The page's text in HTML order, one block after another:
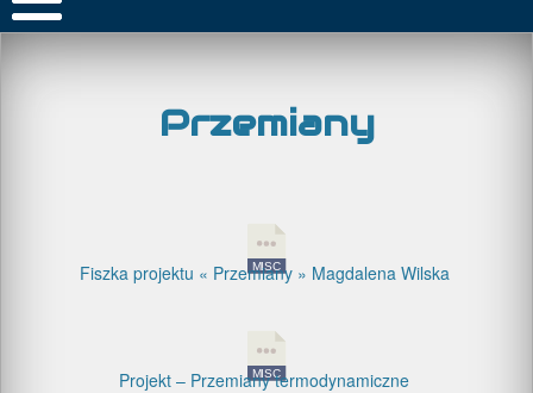
Przemiany
Fiszka projektu « Przemiany » Magdalena Wilska
Projekt – Przemiany termodynamiczne